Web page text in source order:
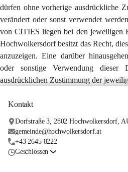
dürfen ohne vorherige ausdrückliche
verändert oder sonst verwendet
von CITIES liegen bei den jeweiligen
Hochwolkersdorf besitzt das Recht,
anzuzeigen. Eine darüber
oder sonstige Verwendung dieser
ausdrücklichen Zustimmung der
Kontakt
Dorfstraße 3, 2802 Hochwolkersdorf,
gemeinde@hochwolkersdorf.at
+43 2645 8222
Geschlossen